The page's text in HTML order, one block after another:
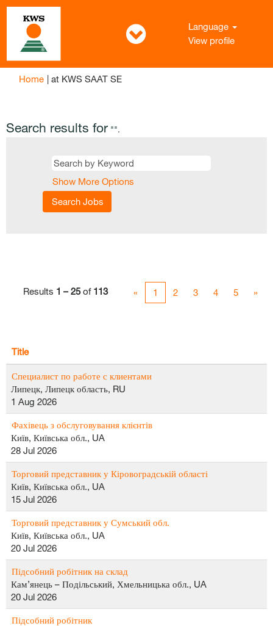
Language
View profile
Home | at KWS SAAT SE(current
Search results for "".
Show More Options
Results 1 – 25of 113 « 1 2 3 4 5 »
Title
Специалист по работе с клиентами
Липецк, Липецк область, RU
1 Aug 2026
Фахівець з обслуговування клієнтів
Київ, Київська обл., UA
28 Jul 2026
Торговий представник у Кіровоградській області
Київ, Київська обл., UA
15 Jul 2026
Торговий представник у Сумський обл.
Київ, Київська обл., UA
20 Jul 2026
Підсобний робітник на склад
Кам’янець – Подільський, Хмельницька обл., UA
20 Jul 2026
Підсобний робітник